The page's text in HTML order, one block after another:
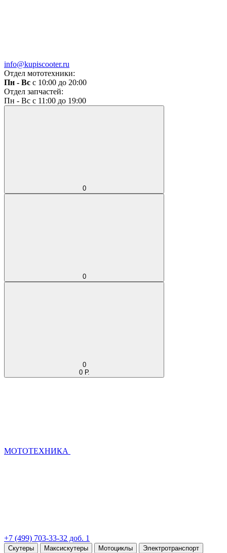
info@kupiscooter.ru
Отдел мототехники:
Пн - Вс с 10:00 до 20:00
Отдел запчастей:
Пн - Вс с 11:00 до 19:00
0
0
0
0 Р.
МОТОТЕХНИКА
+7 (499) 703-33-32 доб. 1
Скутеры Максискутеры Мотоциклы
Электротранспорт